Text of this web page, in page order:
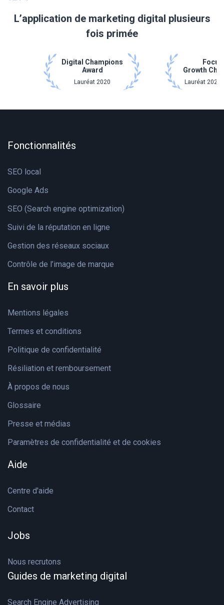
L’application de marketing digital plusieurs
fois primée
Digital Champions
Award
Lauréat 2020
Focus
Growth
Lauréat 2021
Fonctionnalités
SEO local
Google Ads
SEO (Search engine optimization)
Suivi de la réputation en ligne
Gestion des réseaux sociaux
Contrôle de l’image de marque
En savoir plus
Mentions légales
Termes et conditions
Politique de confidentialité
Résiliation et remboursement
À propos de nous
Glossaire
Presse et médias
Paramètres de confidentialité et de cookies
Aide
Centre d'aide
Contact
Jobs
Nous recrutons
Guides de marketing digital
Search Engine Advertising